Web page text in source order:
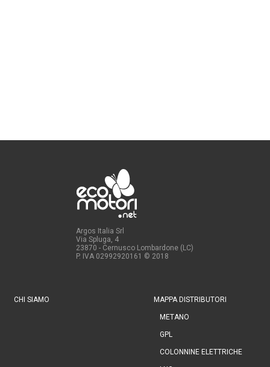
Argos Italia Srl
Via Spluga, 4
23870 - Cernusco Lombardone (LC)
P. IVA 02992920161 © 2018
CHI SIAMO MAPPA DISTRIBUTORI
METANO
GPL
COLONNINE ELETTRICHE